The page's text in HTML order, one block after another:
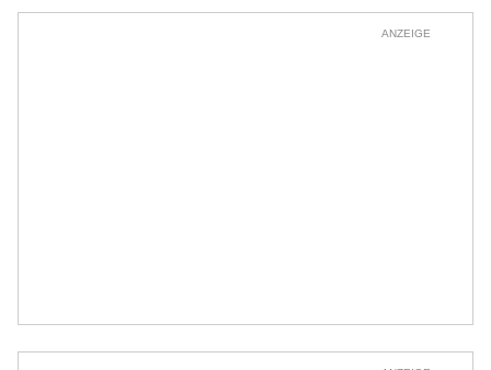
ANZEIGE